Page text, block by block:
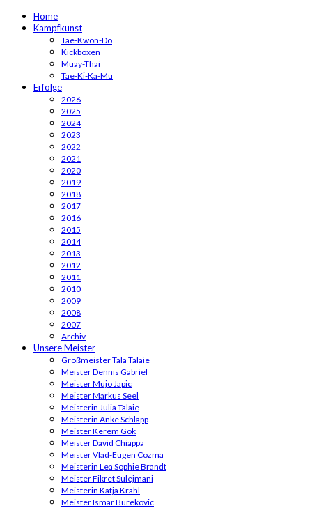
Home
Kampfkunst
Tae-Kwon-Do
Kickboxen
Muay-Thai
Tae-Ki-Ka-Mu
Erfolge
2026
2025
2024
2023
2022
2021
2020
2019
2018
2017
2016
2015
2014
2013
2012
2011
2010
2009
2008
2007
Archiv
Unsere Meister
Großmeister Tala Talaie
Meister Dennis Gabriel
Meister Mujo Japic
Meister Markus Seel
Meisterin Julia Talaie
Meisterin Anke Schlapp
Meister Kerem Gök
Meister David Chiappa
Meister Vlad-Eugen Cozma
Meisterin Lea Sophie Brandt
Meister Fikret Sulejmani
Meisterin Katja Krahl
Meister Ismar Burekovic